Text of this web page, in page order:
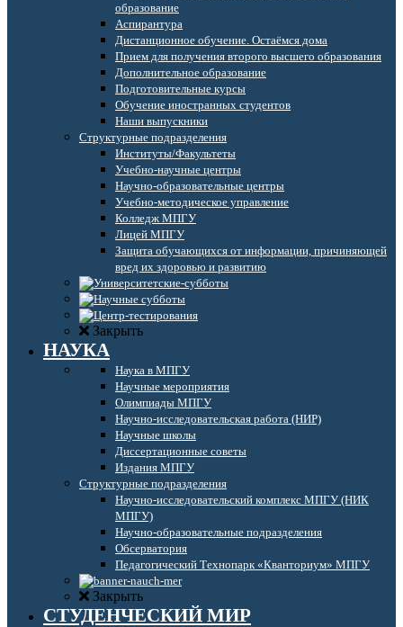
образование
Аспирантура
Дистанционное обучение. Остаёмся дома
Прием для получения второго высшего образования
Дополнительное образование
Подготовительные курсы
Обучение иностранных студентов
Наши выпускники
Структурные подразделения
Институты/Факультеты
Учебно-научные центры
Научно-образовательные центры
Учебно-методическое управление
Колледж МПГУ
Лицей МПГУ
Защита обучающихся от информации, причиняющей
вред их здоровью и развитию
Закрыть
НАУКА
Наука в МПГУ
Научные мероприятия
Олимпиады МПГУ
Научно-исследовательская работа (НИР)
Научные школы
Диссертационные советы
Издания МПГУ
Структурные подразделения
Научно-исследовательский комплекс МПГУ (НИК
МПГУ)
Научно-образовательные подразделения
Обсерватория
Педагогический Технопарк «Кванториум» МПГУ
Закрыть
СТУДЕНЧЕСКИЙ МИР